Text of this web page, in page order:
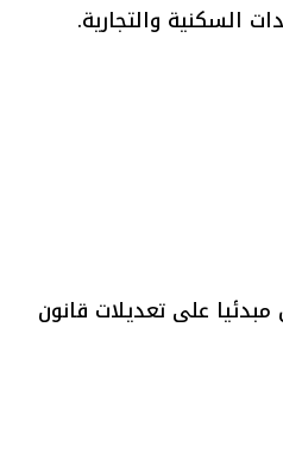
السكنية والتجارية.
على تعديلات قانون